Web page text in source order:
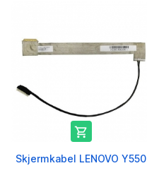

Skjermkabel LENOVO Y550